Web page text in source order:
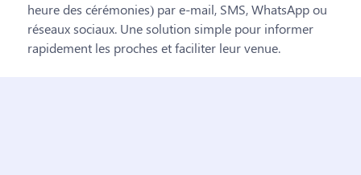
heure des cérémonies) par e-mail, SMS, WhatsApp ou
réseaux sociaux. Une solution simple pour informer
rapidement les proches et faciliter leur venue.